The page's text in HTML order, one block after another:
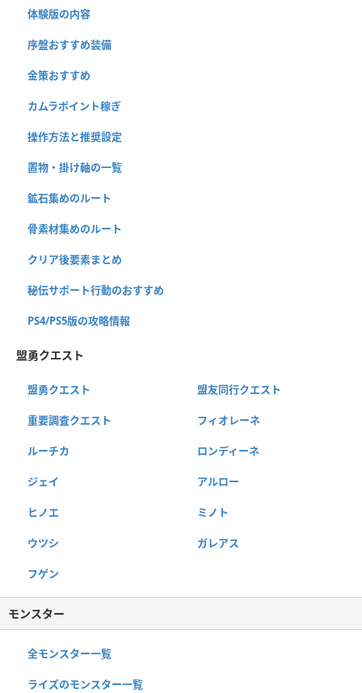
体験版の内容
序盤おすすめ装備
金策おすすめ
カムラポイント稼ぎ
操作方法と推奨設定
置物・掛け軸の一覧
鉱石集めのルート
骨素材集めのルート
クリア後要素まとめ
秘伝サポート行動のおすすめ
PS4/PS5版の攻略情報
盟勇クエスト
盟勇クエスト 盟友同行クエスト
重要調査クエスト フィオレーネ
ルーチカ ロンディーネ
ジェイ アルロー
ヒノエ ミノト
ウツシ ガレアス
フゲン
モンスター
全モンスター一覧
ライズのモンスター一覧